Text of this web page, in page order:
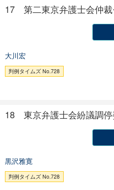
17 第二東京弁護士会仲裁
大川宏
判例タイムズ No.728
18 東京弁護士会紛議調停
黒沢雅寛
判例タイムズ No.728